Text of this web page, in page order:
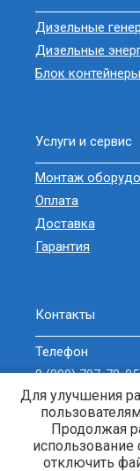
Дизельные
Дизельные
Блок контейнеры
Услуги и сервис
Монтаж
Оплата
Доставка
Гарантия
Контакты
Телефон
8 (800) 707-78-05
ОБРАТНЫЙ
Для улучшения
Продолжая
отключить